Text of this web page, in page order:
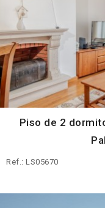
Piso de 2
Ref.: LS05670